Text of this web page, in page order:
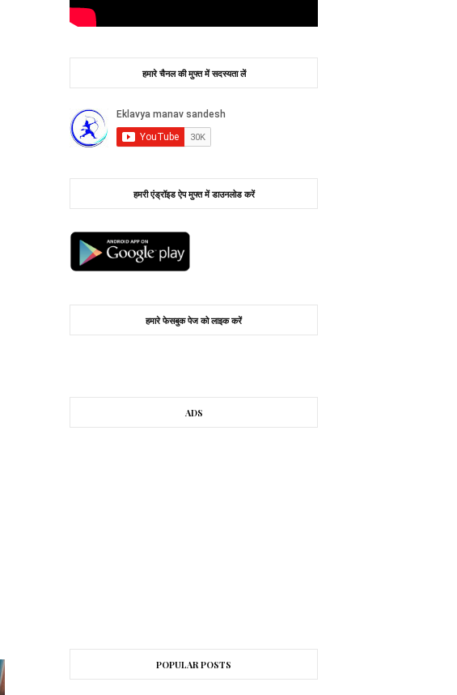
हमारे चैनल की मुफ्त में सदस्यता लें
हमरी एंड्रॉइड ऐप मुफ्त में डाउनलोड करें
हमारे फेसबुक पेज को लाइक करें
ADS
POPULAR POSTS